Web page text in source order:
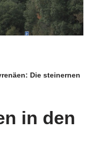
Die steinernen
in den